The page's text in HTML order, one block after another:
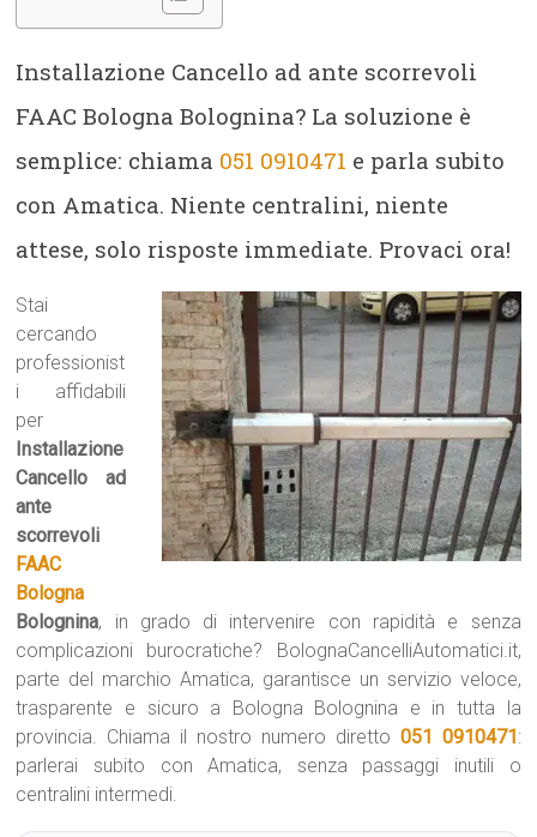
Installazione Cancello ad ante scorrevoli
FAAC Bologna Bolognina? La soluzione è
semplice: chiama 051 0910471 e parla subito
con Amatica. Niente centralini, niente
attese, solo risposte immediate. Provaci ora!
Stai
cercando
professionist
i affidabili
per
Installazione
Cancello ad
ante
scorrevoli
FAAC
Bologna
Bolognina, in grado di intervenire con rapidità e senza
complicazioni burocratiche? BolognaCancelliAutomatici.it,
parte del marchio Amatica, garantisce un servizio veloce,
trasparente e sicuro a Bologna Bolognina e in tutta la
provincia. Chiama il nostro numero diretto 051 0910471:
parlerai subito con Amatica, senza passaggi inutili o
centralini intermedi.